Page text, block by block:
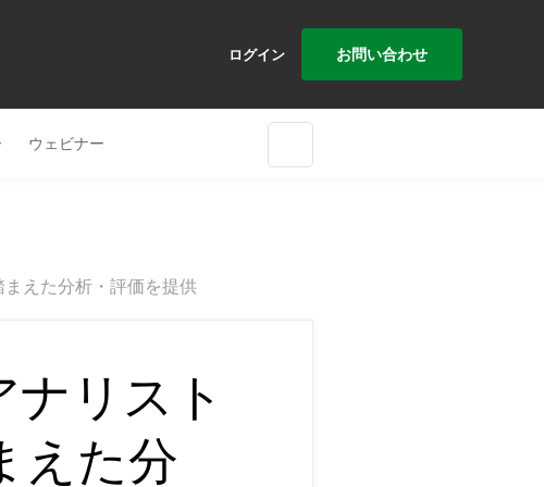
ログイン お問い合わせ
ウェビナー
えた分析・評価を提供
リスト
えた分